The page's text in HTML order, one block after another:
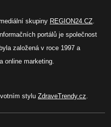
skupiny REGION24.CZ.
portálů je společnost
založená v roce 1997 a
online marketing.
stylu ZdraveTrendy.cz.